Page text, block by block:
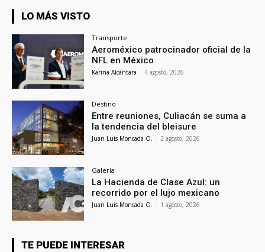
LO MÁS VISTO
Transporte
Aeroméxico patrocinador oficial de la
NFL en México
Karina Alcántara - 4 agosto, 2026
Destino
Entre reuniones, Culiacán se suma a
la tendencia del bleisure
Juan Luis Moncada O. - 2 agosto, 2026
Galería
La Hacienda de Clase Azul: un
recorrido por el lujo mexicano
Juan Luis Moncada O. - 1 agosto, 2026
TE PUEDE INTERESAR